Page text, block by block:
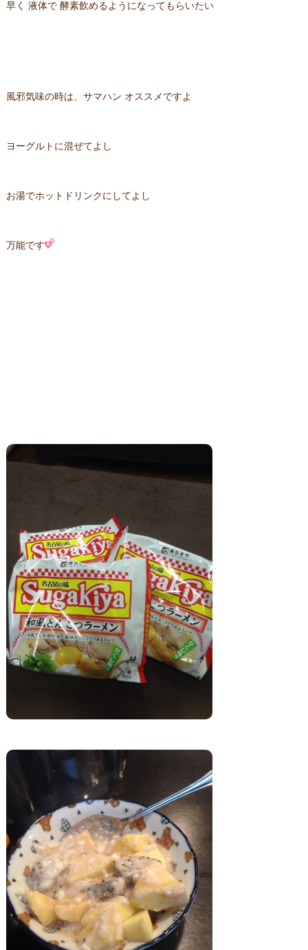
早く 液体で 酵素飲めるようになってもらいたい
風邪気味の時は、サマハン オススメですよ
ヨーグルトに混ぜてよし
お湯でホットドリンクにしてよし
万能です